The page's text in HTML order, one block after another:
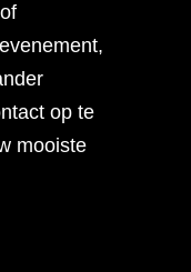
op te
mooiste